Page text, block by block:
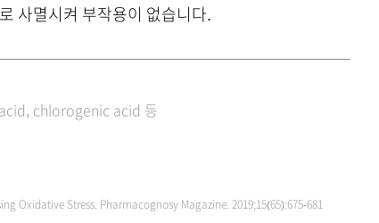
사멸시켜 부작용이 없습니다.
chlorogenic acid 등
Oxidative Stress. Pharmacognosy Magazine. 2019;15(65):675-681